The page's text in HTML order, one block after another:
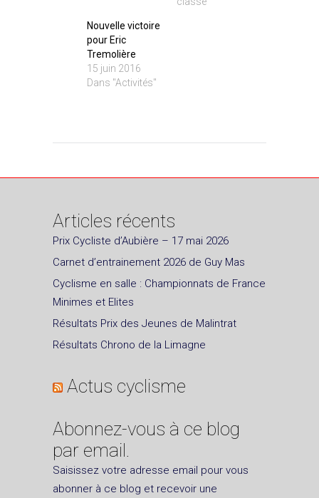
Nouvelle victoire
pour Eric
Tremolière
15 juin 2016
Dans "Activités"
Articles récents
Prix Cycliste d’Aubière – 17 mai 2026
Carnet d’entrainement 2026 de Guy Mas
Cyclisme en salle : Championnats de France
Minimes et Elites
Résultats Prix des Jeunes de Malintrat
Résultats Chrono de la Limagne
Actus cyclisme
Abonnez-vous à ce blog
par email.
Saisissez votre adresse email pour vous
abonner à ce blog et recevoir une